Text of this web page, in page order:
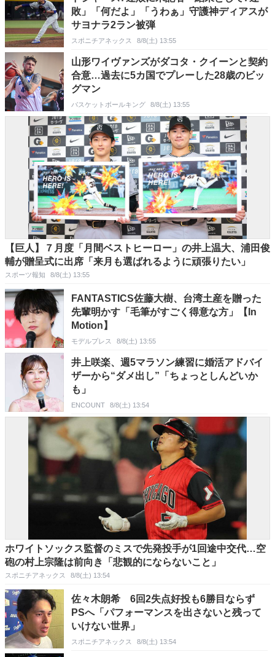
敗」「何だよ」「うわぁ」守護神ディアスが
サヨナラ2ラン被弾
スポニチアネックス 8/8(土) 13:55
山形ワイヴァンズがダコタ・クイーンと契約
合意…過去に5カ国でプレーした28歳のビッ
グマン
バスケットボールキング 8/8(土) 13:55
【巨人】７月度「月間ベストヒーロー」の井上温大、浦田俊
輔が贈呈式に出席「来月も選ばれるように頑張りたい」
スポーツ報知 8/8(土) 13:55
FANTASTICS佐藤大樹、台湾土産を贈った
先輩明かす「毛筆がすごく得意な方」【In
Motion】
モデルプレス 8/8(土) 13:55
井上咲楽、週5マラソン練習に婚活アドバイ
ザーから“ダメ出し”「ちょっとしんどいか
も」
ENCOUNT 8/8(土) 13:54
ホワイトソックス監督のミスで先発投手が1回途中交代…空
砲の村上宗隆は前向き「悲観的にならないこと」
スポニチアネックス 8/8(土) 13:54
佐々木朗希 6回2失点好投も6勝目ならず
PSへ「パフォーマンスを出さないと残って
いけない世界」
スポニチアネックス 8/8(土) 13:54